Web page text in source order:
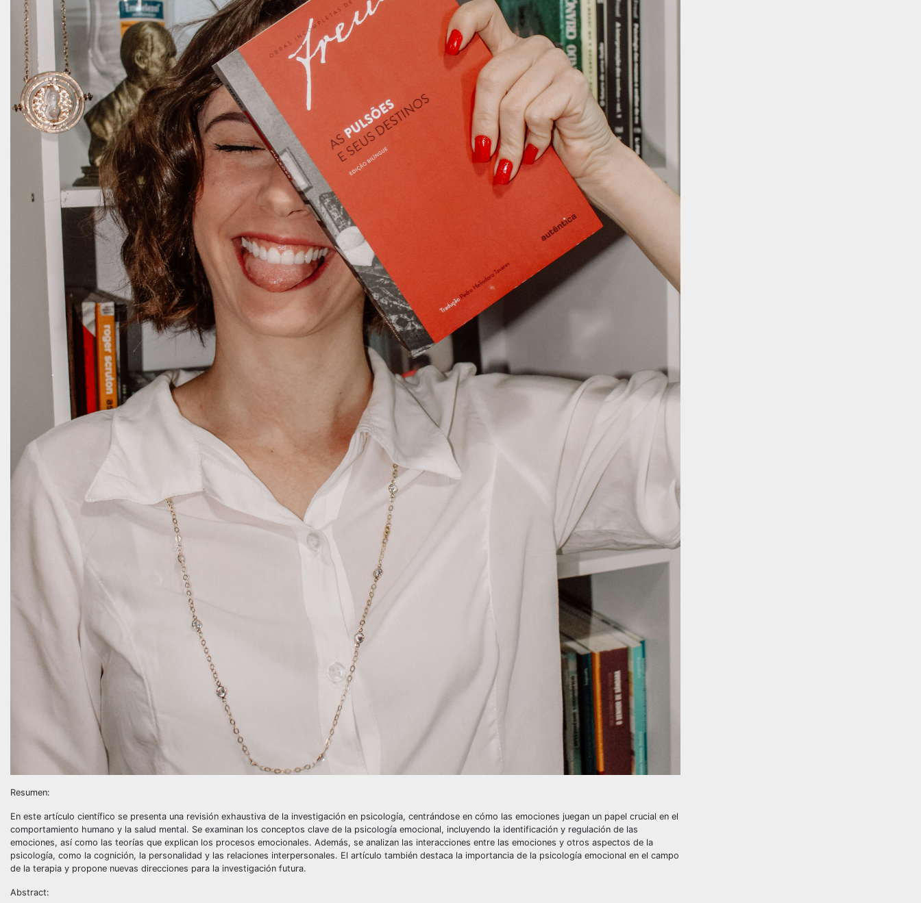
Resumen:
En este artículo científico se presenta una revisión exhaustiva de la investigación en psicología, centrándose en cómo las emociones juegan un papel crucial en el
comportamiento humano y la salud mental. Se examinan los conceptos clave de la psicología emocional, incluyendo la identificación y regulación de las
emociones, así como las teorías que explican los procesos emocionales. Además, se analizan las interacciones entre las emociones y otros aspectos de la
psicología, como la cognición, la personalidad y las relaciones interpersonales. El artículo también destaca la importancia de la psicología emocional en el campo
de la terapia y propone nuevas direcciones para la investigación futura.
Abstract: